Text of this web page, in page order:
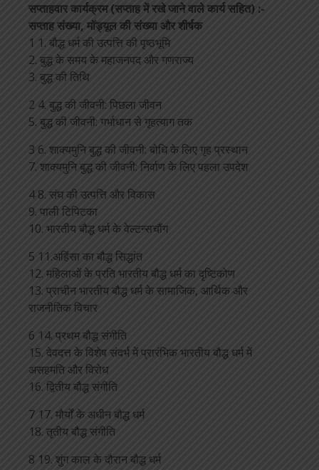
सप्ताहवार कार्यक्रम (सप्ताह में रखे जाने वाले कार्य सहित) :-
सप्ताह संख्या, मॉड्यूल की संख्या और शीर्षक
1 1. बौद्ध धर्म की उत्पत्ति की पृष्ठभूमि
2. बुद्ध के समय के महाजनपद और गणराज्य
3. बुद्ध की तिथि
2 4. बुद्ध की जीवनी: पिछला जीवन
5. बुद्ध की जीवनी: गर्भाधान से गृहत्याग तक
3 6. शाक्यमुनि बुद्ध की जीवनी: बोधि के लिए गृह प्रस्थान
7. शाक्यमुनि बुद्ध की जीवनी: निर्वाण के लिए पहला उपदेश
4 8. संघ की उत्पत्ति और विकास
9. पाली टिपिटका
10. भारतीय बौद्ध धर्म के वेल्टन्सचौंग
5 11.अहिंसा का बौद्ध सिद्धांत
12. महिलाओं के प्रति भारतीय बौद्ध धर्म का दृष्टिकोण
13. प्राचीन भारतीय बौद्ध धर्म के सामाजिक, आर्थिक और
राजनीतिक विचार
6 14. प्रथम बौद्ध संगीति
15. देवदत्त के विशेष संदर्भ में प्रारंभिक भारतीय बौद्ध धर्म में
असहमति और विरोध
16. द्वितीय बौद्ध संगीति
7 17. मौर्यों के अधीन बौद्ध धर्म
18. तृतीय बौद्ध संगीति
8 19. शुंग काल के दौरान बौद्ध धर्म